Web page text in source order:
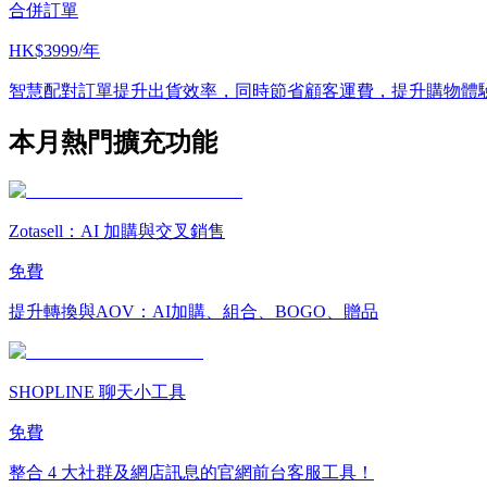
合併訂單
HK$3999/年
智慧配對訂單提升出貨效率，同時節省顧客運費，提升購物體
本月熱門擴充功能
Zotasell：AI 加購與交叉銷售
免費
提升轉換與AOV：AI加購、組合、BOGO、贈品
SHOPLINE 聊天小工具
免費
整合 4 大社群及網店訊息的官網前台客服工具！